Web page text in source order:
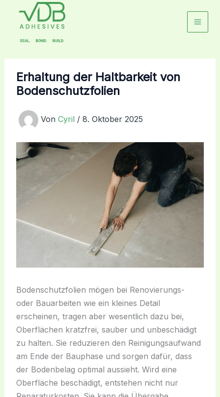
Erhaltung der Haltbarkeit von
Bodenschutzfolien
Von Cyril / 8. Oktober 2025
Bodenschutzfolien mögen bei Renovierungs-
oder Bauarbeiten wie ein kleines Detail
erscheinen, tragen aber wesentlich dazu bei,
Oberflächen kratzfrei, sauber und unbeschädigt
zu halten. Sie reduzieren den Reinigungsaufwand
am Ende der Bauphase und sorgen dafür, dass
der Bodenbelag optimal aussieht. Wird eine
Oberfläche beschädigt, entstehen nicht nur